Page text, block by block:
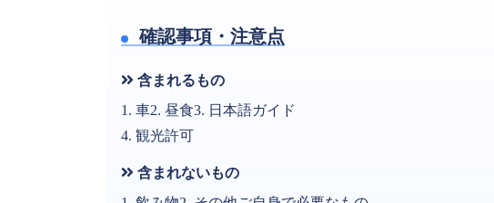
確認事項・注意点
含まれるもの
1. 車2. 昼食3. 日本語ガイド
4. 観光許可
含まれないもの